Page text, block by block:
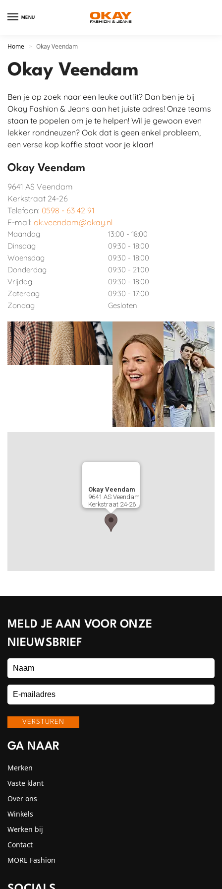
MENU
Home > Okay Veendam
Okay Veendam
Ben je op zoek naar een leuke outfit? Dan ben je bij
Okay Fashion & Jeans aan het juiste adres! Onze teams
staan te popelen om je te helpen! Wil je gewoon even
lekker rondneuzen? Ook dat is geen enkel probleem,
een verse kop koffie staat voor je klaar!
Okay Veendam
9641 AS Veendam
Kerkstraat 24-26
Telefoon: 0598 - 63 42 91
E-mail: ok.veendam@okay.nl
Maandag
13:00 - 18:00
Dinsdag
09:30 - 18:00
Woensdag
09:30 - 18:00
Donderdag
09:30 - 21:00
Vrijdag
09:30 - 18:00
Zaterdag
09:30 - 17:00
Zondag
Gesloten
Okay Veendam
9641 AS Veendam
Kerkstraat 24-26
MELD JE AAN VOOR ONZE
NIEUWSBRIEF
GA NAAR
Merken
Vaste klant
Over ons
Winkels
Werken bij
Contact
MORE Fashion